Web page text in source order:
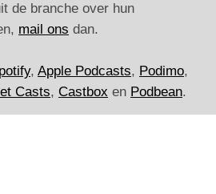
de branche over hun
mail ons dan.
, Apple Podcasts, Podimo,
Casts, Castbox en Podbean.